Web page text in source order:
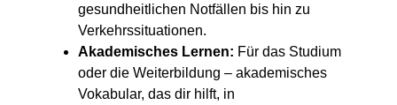
gesundheitlichen Notfällen bis hin zu
Verkehrssituationen.
Akademisches Lernen: Für das Studium
oder die Weiterbildung – akademisches
Vokabular, das dir hilft, in